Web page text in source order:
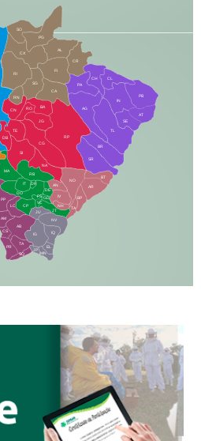
CX
RI
AL
CR
FI
SG
BA
CA
PA
CH CL
PB
SE
TL
AG
BR
SR
BT
AR
RP
RO
JG
CG
SI
NA
TA
NH
JT
RB
MA
IT
DR
DO
CP
JU
NV
IQ
EL
PP
LC
AM
AB
JP
DB
TE
CS
PR
TA
SQ
IG
MN
IN
NO
BP
RN
CN
AN
IV
FS
VC
GD
DE
AT
PG
SO